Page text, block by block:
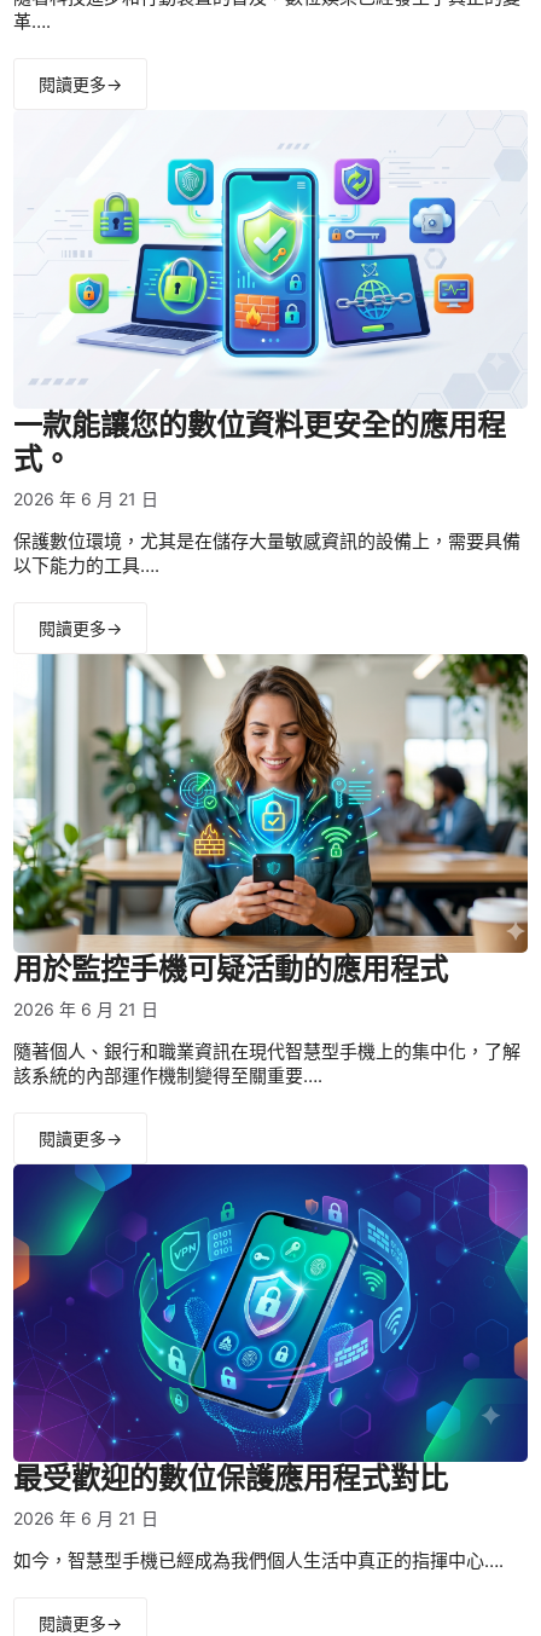
革….
閱讀更多→
一款能讓您的數位資料更安全的應用程
式。
2026 年 6 月 21 日
保護數位環境，尤其是在儲存大量敏感資訊的設備上，需要具備
以下能力的工具….
閱讀更多→
用於監控手機可疑活動的應用程式
2026 年 6 月 21 日
隨著個人、銀行和職業資訊在現代智慧型手機上的集中化，了解
該系統的內部運作機制變得至關重要….
閱讀更多→
最受歡迎的數位保護應用程式對比
2026 年 6 月 21 日
如今，智慧型手機已經成為我們個人生活中真正的指揮中心….
閱讀更多→